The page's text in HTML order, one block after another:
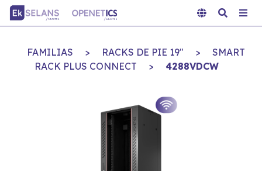
FAMILIAS > RACKS DE PIE 19" >
SMART
RACK PLUS CONNECT
> 4288VDCW